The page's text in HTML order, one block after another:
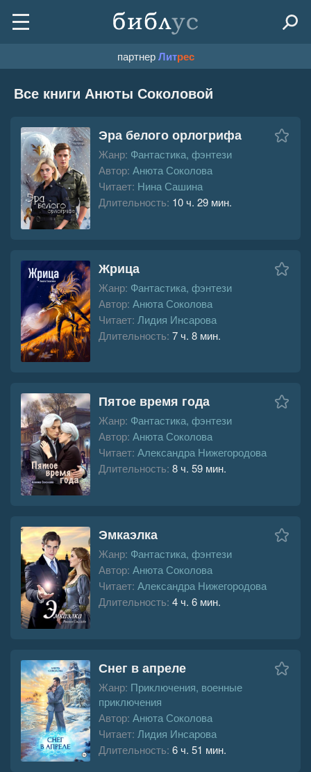
партнерЛитрес
Все книги Анюты Соколовой
Эра белого орлогрифа
Жанр: Фантастика, фэнтези
Автор: Анюта Соколова
Читает: Нина Сашина
Длительность: 10 ч. 29 мин.
Жрица
Жанр: Фантастика, фэнтези
Автор: Анюта Соколова
Читает: Лидия Инсарова
Длительность: 7 ч. 8 мин.
Пятое время года
Жанр: Фантастика, фэнтези
Автор: Анюта Соколова
Читает: Александра Нижегородова
Длительность: 8 ч. 59 мин.
Эмкаэлка
Жанр: Фантастика, фэнтези
Автор: Анюта Соколова
Читает: Александра Нижегородова
Длительность: 4 ч. 6 мин.
Снег в апреле
Жанр: Приключения, военные
приключения
Автор: Анюта Соколова
Читает: Лидия Инсарова
Длительность: 6 ч. 51 мин.